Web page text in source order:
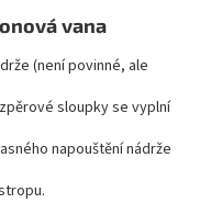
vana
(není povinné, ale
sloupky se vyplní
napouštění nádrže